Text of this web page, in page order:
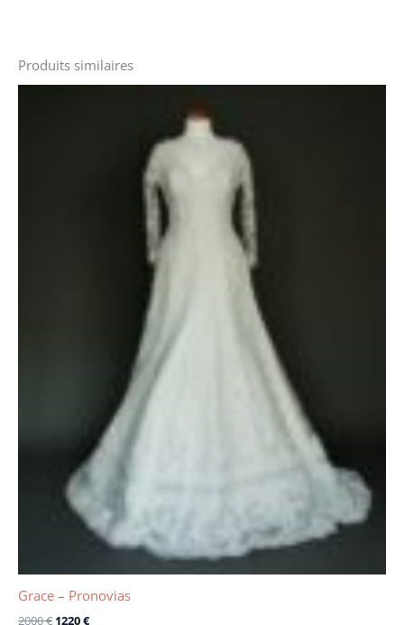
Produits similaires
Grace – Pronovias
2000€ 1220€